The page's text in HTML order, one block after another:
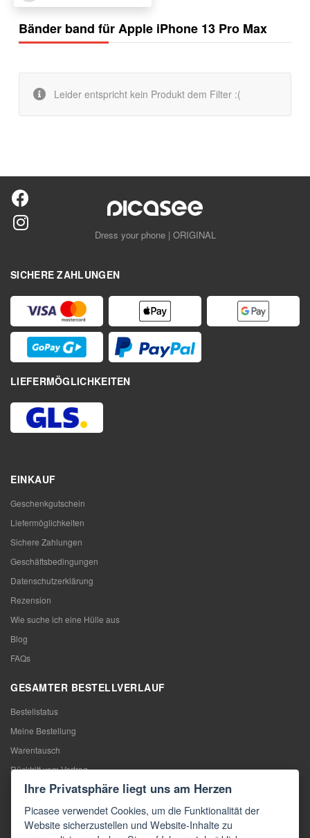
Bänder band für Apple iPhone 13 Pro Max
Leider entspricht kein Produkt dem Filter :(
Dress your phone | ORIGINAL
SICHERE ZAHLUNGEN
LIEFERMÖGLICHKEITEN
EINKAUF
Geschenkgutschein
Liefermöglichkeiten
Sichere Zahlungen
Geschäftsbedingungen
Datenschutzerklärung
Rezension
Wie suche ich eine Hülle aus
Blog
FAQs
GESAMTER BESTELLVERLAUF
Bestellstatus
Meine Bestellung
Warentausch
Rücktritt vom Vertrag
Reklamation
KONTAKTE
Ihre Privatsphäre liegt uns am Herzen
Picasee verwendet Cookies, um die Funktionalität der
Website sicherzustellen und Website-Inhalte zu